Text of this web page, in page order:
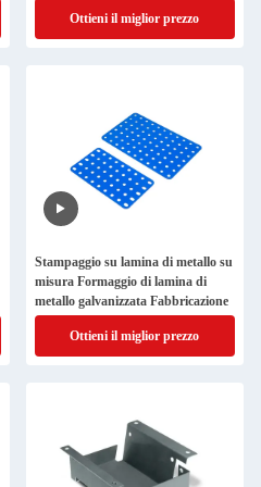
Ottieni il miglior prezzo
Stampaggio su lamina di metallo su
misura Formaggio di lamina di
metallo galvanizzata Fabbricazione
Ottieni il miglior prezzo